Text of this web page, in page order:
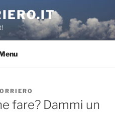
fare? Dammi un